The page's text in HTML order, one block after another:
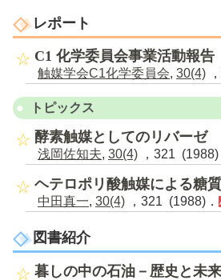
レポート
C1 化学委員会事業活動報告
触媒学会C1化学委員会, 30(4)
トピックス
酵素触媒としてのリバーゼ
浅岡佐知夫, 30(4) ，321 (1988)
ヘテロポリ酸触媒による糖
中田真一, 30(4) ，321 (1988)．
図書紹介
暮しの中の石油－歴史と未